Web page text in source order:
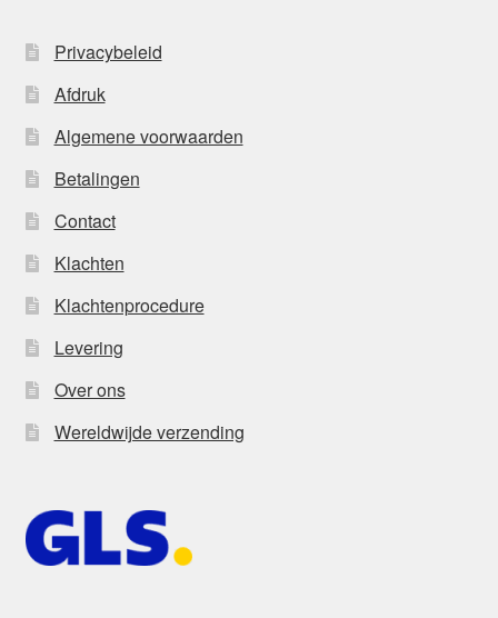
Privacybeleid
Afdruk
Algemene voorwaarden
Betalingen
Contact
Klachten
Klachtenprocedure
Levering
Over ons
Wereldwijde verzending